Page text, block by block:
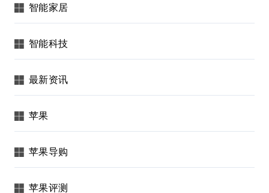
智能家居
智能科技
最新资讯
苹果
苹果导购
苹果评测